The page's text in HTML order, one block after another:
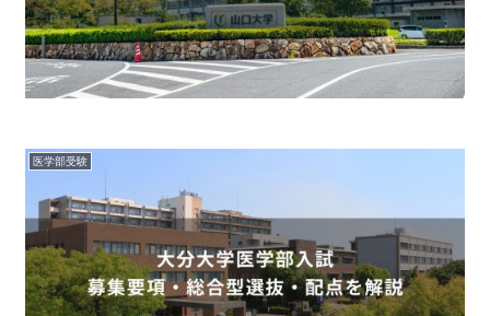
医学部受験